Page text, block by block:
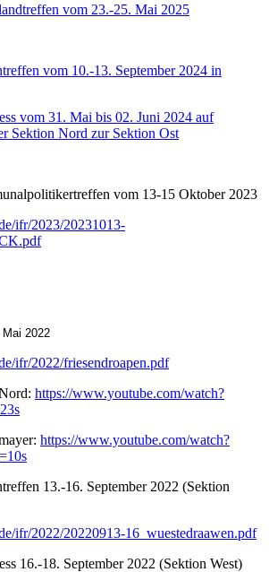
vom 23.-25. Mai 2025
vom 10.-13. September 2024 in
vom 31. Mai bis 02. Juni 2024 auf
Sektion Nord zur Sektion Ost
vom 13-15 Oktober 2023
ifr/2023/20231013-
2022
ifr/2022/friesendroapen.pdf
https://www.youtube.com/watch?
https://www.youtube.com/watch?
13.-16. September 2022 (Sektion
ifr/2022/20220913-16_wuestedraawen.pdf
16.-18. September 2022 (Sektion West)